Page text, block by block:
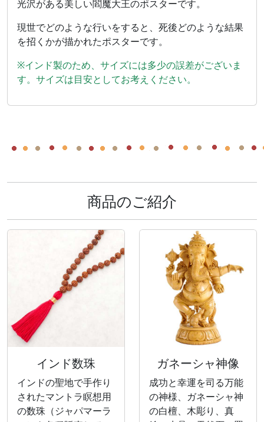
光沢がある美しい閻魔大王のポスターです。
現世でどのような行いをすると、死後どのような結果
を招くかが描かれたポスターです。
※インド製のため、サイズには多少の誤差がございま
す。サイズは目安としてお考えください。
商品のご紹介
インド数珠
インドの聖地で手作り
されたマントラ瞑想用
の数珠（ジャパマーラ
ガネーシャ神像
成功と幸運を司る万能
の神様、ガネーシャ神
の白檀、木彫り、真